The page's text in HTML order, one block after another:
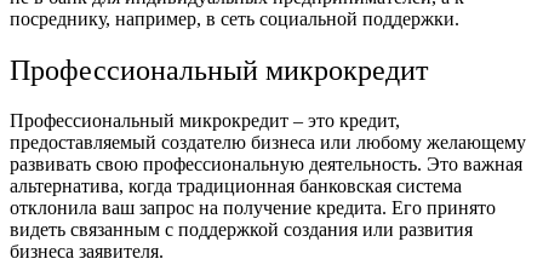
посреднику, например, в сеть социальной поддержки.
Профессиональный микрокредит
Профессиональный микрокредит – это кредит,
предоставляемый создателю бизнеса или любому желающему
развивать свою профессиональную деятельность. Это важная
альтернатива, когда традиционная банковская система
отклонила ваш запрос на получение кредита. Его принято
видеть связанным с поддержкой создания или развития
бизнеса заявителя.